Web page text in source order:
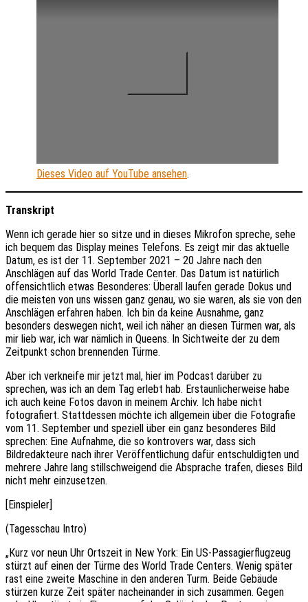
Dieses Video auf YouTube ansehen.
Transkript
Wenn ich gerade hier so sitze und in dieses Mikrofon spreche, sehe
ich bequem das Display meines Telefons. Es zeigt mir das aktuelle
Datum, es ist der 11. September 2021 – 20 Jahre nach den
Anschlägen auf das World Trade Center. Das Datum ist natürlich
offensichtlich etwas Besonderes: Überall laufen gerade Dokus und
die meisten von uns wissen ganz genau, wo sie waren, als sie von den
Anschlägen erfahren haben. Ich bin da keine Ausnahme, ganz
besonders deswegen nicht, weil ich näher an diesen Türmen war, als
mir lieb war, ich war nämlich in Queens. In Sichtweite der zu dem
Zeitpunkt schon brennenden Türme.
Aber ich verkneife mir jetzt mal, hier im Podcast darüber zu
sprechen, was ich an dem Tag erlebt hab. Erstaunlicherweise habe
ich auch keine Fotos davon in meinem Archiv. Ich habe nicht
fotografiert. Stattdessen möchte ich allgemein über die Fotografie
vom 11. September und speziell über ein ganz besonderes Bild
sprechen: Eine Aufnahme, die so kontrovers war, dass sich
Bildredakteure nach ihrer Veröffentlichung dafür entschuldigten und
mehrere Jahre lang stillschweigend die Absprache trafen, dieses Bild
nicht mehr einzusetzen.
[Einspieler]
(Tagesschau Intro)
„Kurz vor neun Uhr Ortszeit in New York: Ein US-Passagierflugzeug
stürzt auf einen der Türme des World Trade Centers. Wenig später
rast eine zweite Maschine in den anderen Turm. Beide Gebäude
stürzen kurze Zeit später nacheinander in sich zusammen. Gegen